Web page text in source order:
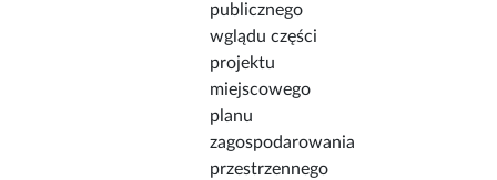
publicznego
wglądu części
projektu
miejscowego
planu
zagospodarowania
przestrzennego